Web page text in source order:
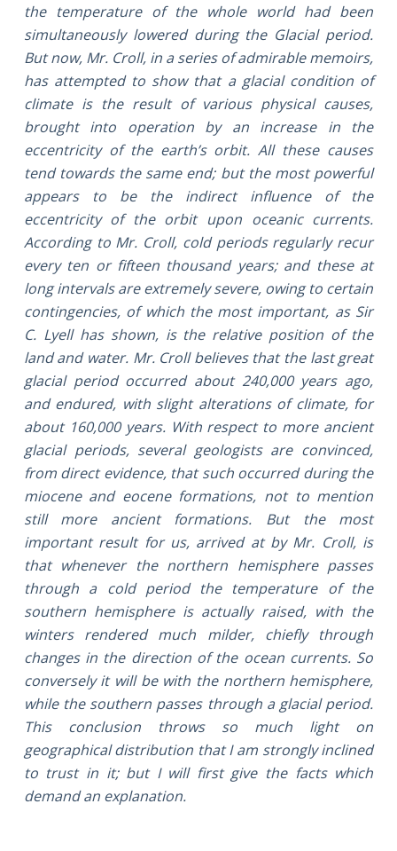
the temperature of the whole world had been
simultaneously lowered during the Glacial period.
But now, Mr. Croll, in a series of admirable memoirs,
has attempted to show that a glacial condition of
climate is the result of various physical causes,
brought into operation by an increase in the
eccentricity of the earth’s orbit. All these causes
tend towards the same end; but the most powerful
appears to be the indirect influence of the
eccentricity of the orbit upon oceanic currents.
According to Mr. Croll, cold periods regularly recur
every ten or fifteen thousand years; and these at
long intervals are extremely severe, owing to certain
contingencies, of which the most important, as Sir
C. Lyell has shown, is the relative position of the
land and water. Mr. Croll believes that the last great
glacial period occurred about 240,000 years ago,
and endured, with slight alterations of climate, for
about 160,000 years. With respect to more ancient
glacial periods, several geologists are convinced,
from direct evidence, that such occurred during the
miocene and eocene formations, not to mention
still more ancient formations. But the most
important result for us, arrived at by Mr. Croll, is
that whenever the northern hemisphere passes
through a cold period the temperature of the
southern hemisphere is actually raised, with the
winters rendered much milder, chiefly through
changes in the direction of the ocean currents. So
conversely it will be with the northern hemisphere,
while the southern passes through a glacial period.
This conclusion throws so much light on
geographical distribution that I am strongly inclined
to trust in it; but I will first give the facts which
demand an explanation.